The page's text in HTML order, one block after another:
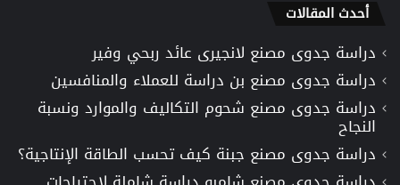
أحدث المقالات
دراسة جدوى مصنع لانجيرى عائد ربحي وفير
دراسة جدوى مصنع بن دراسة للعملاء والمنافسين
دراسة جدوى مصنع شحوم التكاليف والموارد ونسبة
النجاح
دراسة جدوى مصنع جبنة كيف تحسب الطاقة الإنتاجية؟